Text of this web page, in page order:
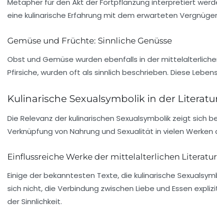
Metapher für den Akt der Fortpflanzung interpretiert
eine kulinarische Erfahrung mit dem erwarteten
Gemüse und Früchte: Sinnliche Genüsse
Obst und Gemüse wurden ebenfalls in der
Pfirsiche, wurden oft als sinnlich beschrieben. Diese
Kulinarische Sexualsymbolik in der
Die Relevanz der kulinarischen Sexualsymbolik zeigt
Verknüpfung von Nahrung und Sexualität in vielen Werken
Einflussreiche Werke der mittelalterlichen Literatur
Einige der bekanntesten Texte, die kulinarische
sich nicht, die Verbindung zwischen Liebe und Essen
der Sinnlichkeit.